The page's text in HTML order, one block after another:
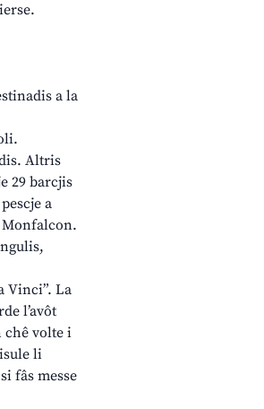
a la
Altris
29 barcjis
a
Vinci”. La
l’avôt
chê volte i
li
fâs messe